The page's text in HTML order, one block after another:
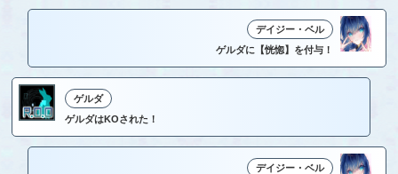
デイジー・ベル
ゲルダに【恍惚】を付与！
ゲルダ
ゲルダはKOされた！
デイジー・ベル